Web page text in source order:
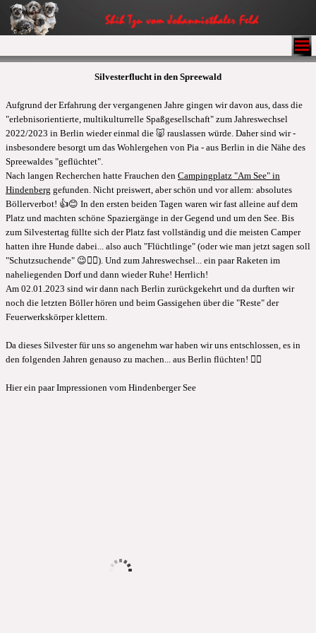
Silvesterflucht in den Spreewald
Aufgrund der Erfahrung der vergangenen Jahre gingen wir davon aus, dass die
"erlebnisorientierte, multikulturrelle Spaßgesellschaft" zum Jahreswechsel
2022/2023 in Berlin wieder einmal die 🐷 rauslassen würde. Daher sind wir -
insbesondere besorgt um das Wohlergehen von Pia - aus Berlin in die Nähe des
Spreewaldes "geflüchtet".
Nach langen Recherchen hatte Frauchen den Campingplatz "Am See" in
Hindenberg gefunden. Nicht preiswert, aber schön und vor allem: absolutes
Böllerverbot! 👍😊 In den ersten beiden Tagen waren wir fast alleine auf dem
Platz und machten schöne Spaziergänge in der Gegend und um den See. Bis
zum Silvestertag füllte sich der Platz fast vollständig und die meisten Camper
hatten ihre Hunde dabei... also auch "Flüchtlinge" (oder wie man jetzt sagen soll
"Schutzsuchende" 😉🤷‍♂️). Und zum Jahreswechsel... ein paar Raketen im
naheliegenden Dorf und dann wieder Ruhe! Herrlich!
Am 02.01.2023 sind wir dann nach Berlin zurückgekehrt und da durften wir
noch die letzten Böller hören und beim Gassigehen über die "Reste" der
Feuerwerkskörper klettern.
Da dieses Silvester für uns so angenehm war haben wir uns entschlossen, es in
den folgenden Jahren genauso zu machen... aus Berlin flüchten! 🤷‍♂️
Hier ein paar Impressionen vom Hindenberger See